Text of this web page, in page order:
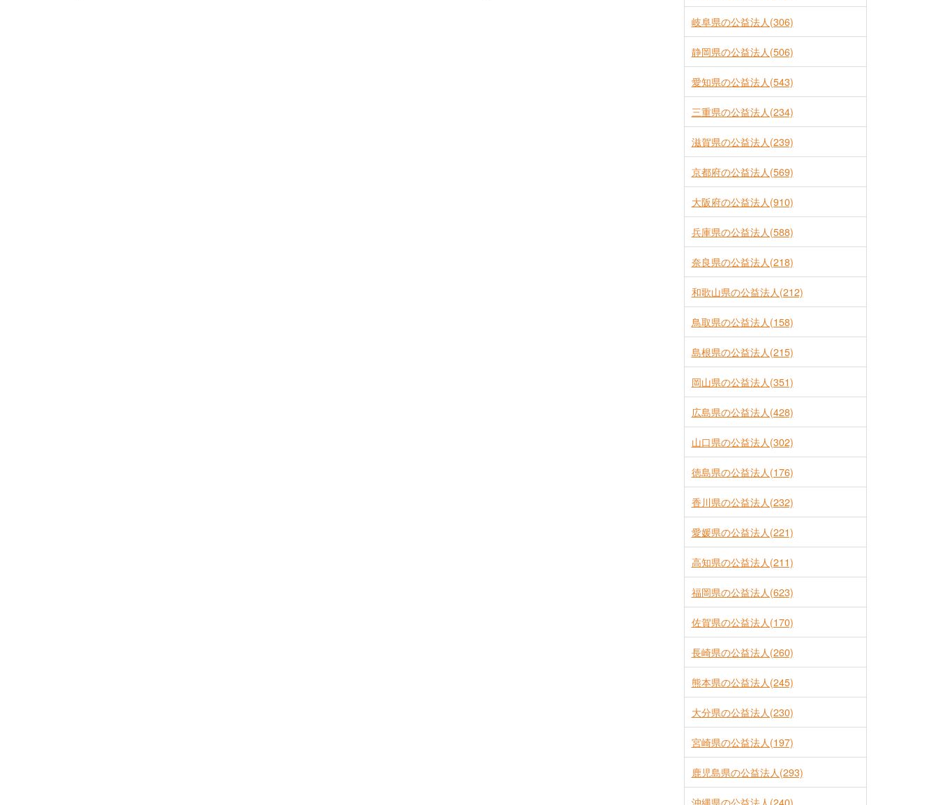
岐阜県の公益法人(306)
静岡県の公益法人(506)
愛知県の公益法人(543)
三重県の公益法人(234)
滋賀県の公益法人(239)
京都府の公益法人(569)
大阪府の公益法人(910)
兵庫県の公益法人(588)
奈良県の公益法人(218)
和歌山県の公益法人(212)
鳥取県の公益法人(158)
島根県の公益法人(215)
岡山県の公益法人(351)
広島県の公益法人(428)
山口県の公益法人(302)
徳島県の公益法人(176)
香川県の公益法人(232)
愛媛県の公益法人(221)
高知県の公益法人(211)
福岡県の公益法人(623)
佐賀県の公益法人(170)
長崎県の公益法人(260)
熊本県の公益法人(245)
大分県の公益法人(230)
宮崎県の公益法人(197)
鹿児島県の公益法人(293)
沖縄県の公益法人(240)